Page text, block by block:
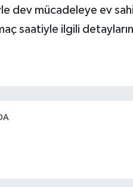
mücadeleye ev
saatiyle ilgili